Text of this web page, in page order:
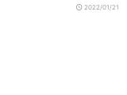
2022/01/21